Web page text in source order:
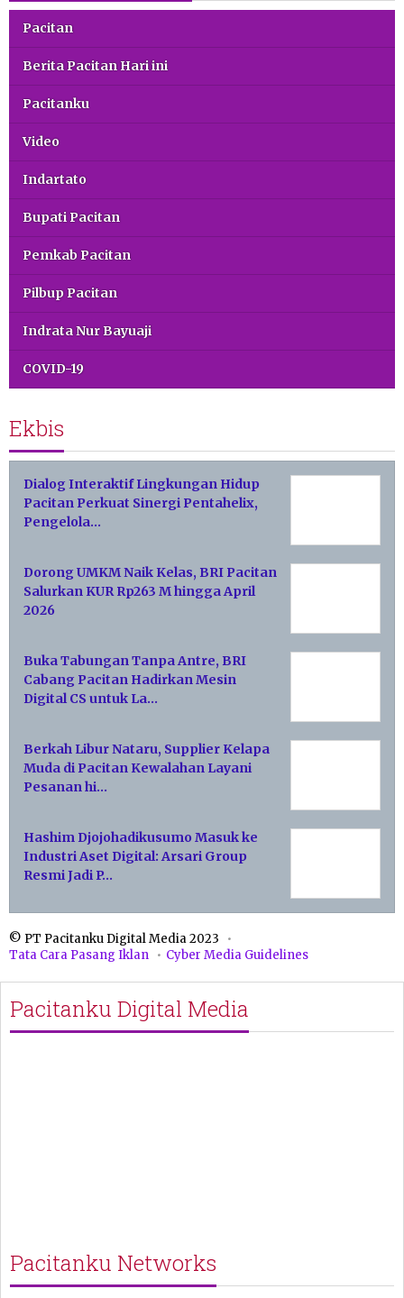
Pacitan
Berita Pacitan Hari ini
Pacitanku
Video
Indartato
Bupati Pacitan
Pemkab Pacitan
Pilbup Pacitan
Indrata Nur Bayuaji
COVID-19
Ekbis
Dialog Interaktif Lingkungan Hidup
Pacitan Perkuat Sinergi Pentahelix,
Pengelola…
Dorong UMKM Naik Kelas, BRI Pacitan
Salurkan KUR Rp263 M hingga April
2026
Buka Tabungan Tanpa Antre, BRI
Cabang Pacitan Hadirkan Mesin
Digital CS untuk La…
Berkah Libur Nataru, Supplier Kelapa
Muda di Pacitan Kewalahan Layani
Pesanan hi…
Hashim Djojohadikusumo Masuk ke
Industri Aset Digital: Arsari Group
Resmi Jadi P…
© PT Pacitanku Digital Media 2023
Tata Cara Pasang Iklan
Cyber Media Guidelines
Pacitanku Digital Media
Pacitanku Networks